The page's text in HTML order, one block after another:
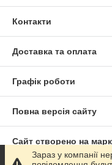
Контакти
Доставка та оплата
Графік роботи
Повна версія сайту
Сайт створено на
Зараз у компанії